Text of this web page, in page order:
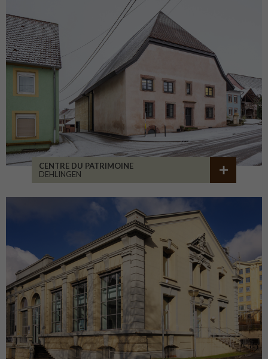
CENTRE DU PATRIMOINE
DEHLINGEN